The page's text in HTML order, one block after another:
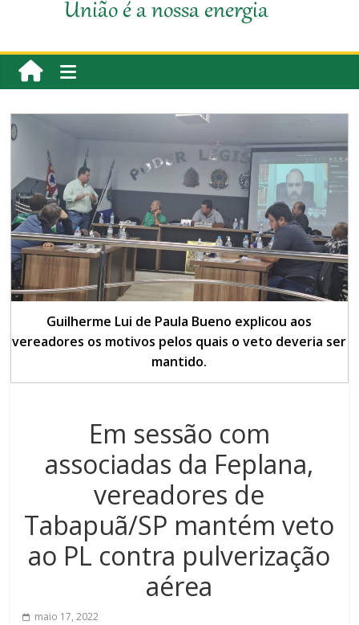
União é a nossa energia
Guilherme Lui de Paula Bueno explicou aos
vereadores os motivos pelos quais o veto deveria ser
mantido.
Em sessão com
associadas da Feplana,
vereadores de
Tabapuã/SP mantém veto
ao PL contra pulverização
aérea
maio 17, 2022